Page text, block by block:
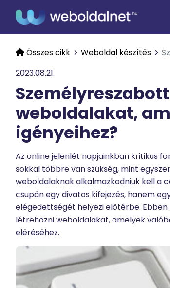
Összes cikk Weboldal készítés
2023.08.21.
weboldalakat,
igényeihez?
Az online jelenlét napjainkban kritikus
sokkal többre van szükség, mint
weboldalaknak alkalmazkodniuk kell a
csupán egy divatos kifejezés, hanem
elégedettségét helyezi előtérbe.
létrehozni weboldalakat, amelyek
eléréséhez.